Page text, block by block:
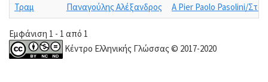
Τραμ Παναγούλης Αλέξανδρος A Pier Paolo Pasolini/
Εμφάνιση 1 - 1 από 1
Κέντρο Ελληνικής Γλώσσας © 2017-2020